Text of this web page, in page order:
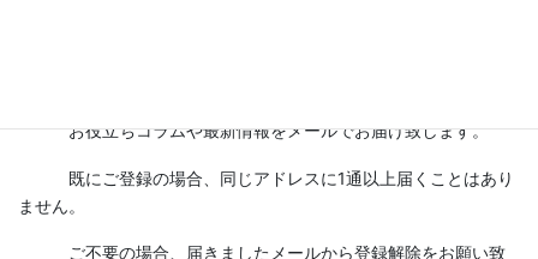
お役立ちコラムや最新情報をメールでお届け致します。
既にご登録の場合、同じアドレスに1通以上届くことはあり
ません。
ご不要の場合、届きましたメールから登録解除をお願い致